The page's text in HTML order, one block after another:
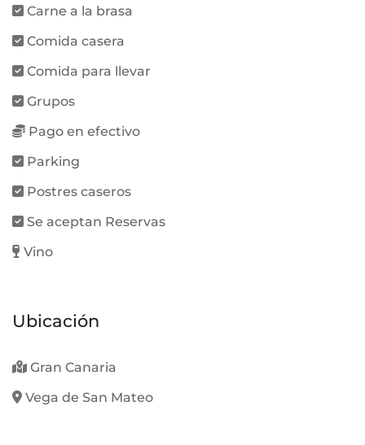
Carne a la brasa
Comida casera
Comida para llevar
Grupos
Pago en efectivo
Parking
Postres caseros
Se aceptan Reservas
Vino
Ubicación
Gran Canaria
Vega de San Mateo